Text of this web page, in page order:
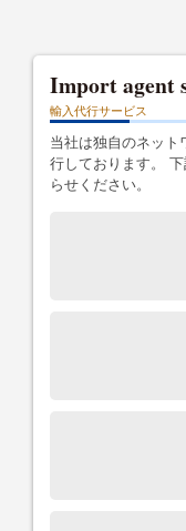
Import agent
輸入代行サービス
当社は独自のネット
行しております。
らせください。